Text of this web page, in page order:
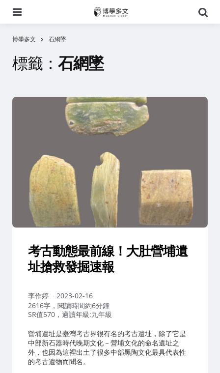
尋
博學多文 石網墜
標籤： 石網墜
考古動態最前線！大肚營埔遺
址搶救發掘速報
作
者：
李作婷
2023-02-16
2616字，閱讀時間約6分鐘
SR值570，適讀年級:九年級
營埔遺址是臺灣考古界很有名的考古遺址，除了它是
中部新石器時代晚期文化－營埔文化的命名遺址之
外，也因為這裡出土了很多中部黑陶文化最具代表性
的考古遺物而聞名。